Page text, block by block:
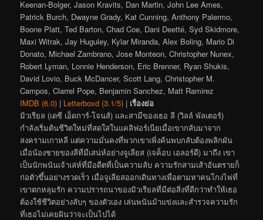
Keenan-Bolger, Jason Kravits, Dan Martin, John Lee Ames,
Patrick Burch, Dwayne Grady, Kat Cunning, Anthony Palermo,
Boone Platt, Ted Barton, Chad Coe, Dani Deetté, Syd Skidmore,
Maxi Witrak, Jay Huguley, Kylar Miranda, Alex Boling, Mario Di
Donato, Michael Zambrano, Jose Monteon, Christopher Nunex,
Robert Lyman, Lonnie Henderson, Eric Brenner, Ryan Shukis,
David Lovio, Buck McDancer, Scott Lang, Christopher M.
Campos, Clarrel Pope, Benjamin Sanchez, Matt Ramirez
IMDB (6.0) | Letterboxd (3.1/5) | เรื่องย่อ
มิวเรียล (เดซี เอ็ดการ์-โจนส์) และสามีของเธอ ลี (วิลล์ พัลเตอร์)
กำลังเริ่มต้นชีวิตใหม่ที่สดใสในแคลิฟอร์เนียเมื่อเขากลับมาจาก
สงครามเกาหลี แต่ความมั่นคงที่พวกเขาเพิ่งค้นพบกลับต้องพลิกผัน
เมื่อน้องชายของลีที่มีเสน่ห์อย่างจูเลียส (เจค็อบ เอลอร์ดี) มาถึง เขา
เป็นนักพนันเจ้าเล่ห์ที่มีอดีตที่เป็นความลับ ความรักสามเส้าอันตรายก็
ก่อตัวขึ้นอย่างรวดเร็ว เมื่อจูเลียสออกเดินทางเพื่อตามหาคนโกงไพ่ที่
เขาตกหลุมรัก ความปรารถนาของมิวเรียลที่มีต่อสิ่งที่ดีกว่าทำให้เธอ
ต้องใช้ชีวิตอย่างลับๆ ของตัวเอง เล่นพนันม้าแข่งและสำรวจความรัก
ที่เธอไม่เคยฝันว่าจะเป็นไปได้